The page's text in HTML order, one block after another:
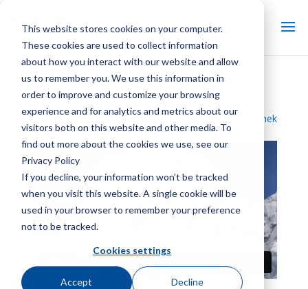
This website stores cookies on your computer.
These cookies are used to collect information
about how you interact with our website and allow
us to remember you. We use this information in
order to improve and customize your browsing
experience and for analytics and metrics about our
visitors both on this website and other media. To
find out more about the cookies we use, see our
Privacy Policy
If you decline, your information won’t be tracked
when you visit this website. A single cookie will be
used in your browser to remember your preference
not to be tracked.
Cookies settings
Accept Decline
Marley NC Everest Vorschau
Zurück zur Videobibliothek